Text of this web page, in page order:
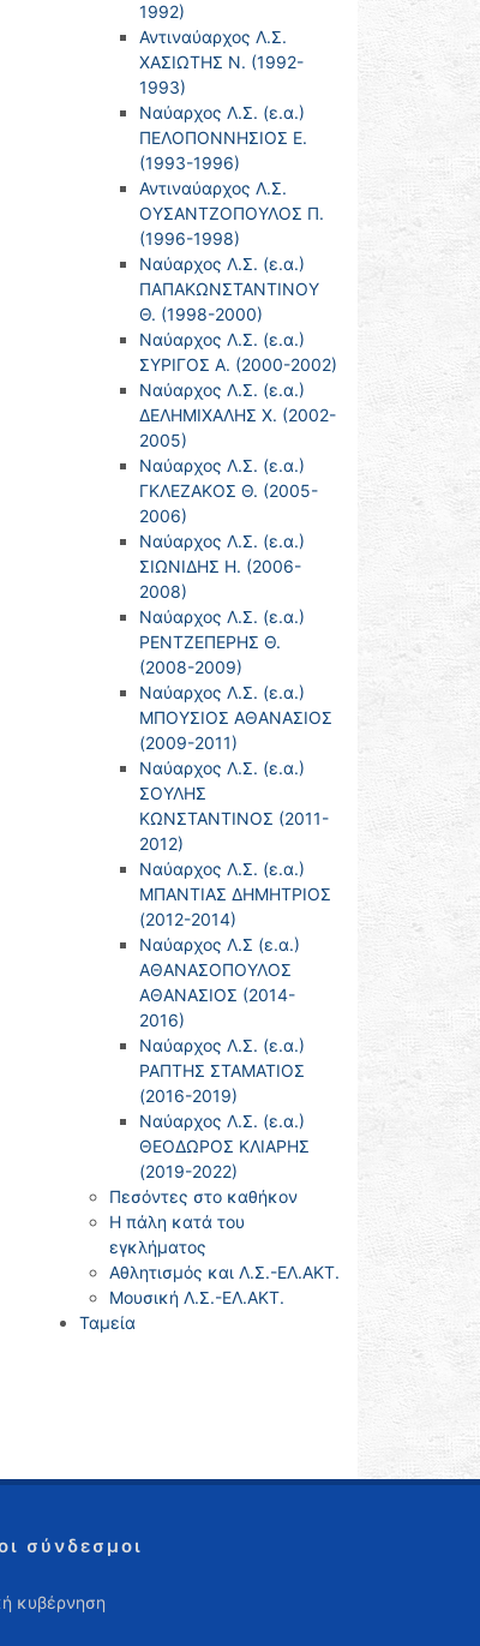
1992)
Αντιναύαρχος Λ.Σ.
ΧΑΣΙΩΤΗΣ Ν. (1992-
1993)
Ναύαρχος Λ.Σ. (ε.α.)
ΠΕΛΟΠΟΝΝΗΣΙΟΣ Ε.
(1993-1996)
Αντιναύαρχος Λ.Σ.
ΟΥΣΑΝΤΖΟΠΟΥΛΟΣ Π.
(1996-1998)
Ναύαρχος Λ.Σ. (ε.α.)
ΠΑΠΑΚΩΝΣΤΑΝΤΙΝΟΥ
Θ. (1998-2000)
Ναύαρχος Λ.Σ. (ε.α.)
ΣΥΡΙΓΟΣ Α. (2000-2002)
Ναύαρχος Λ.Σ. (ε.α.)
ΔΕΛΗΜΙΧΑΛΗΣ Χ. (2002-
2005)
Ναύαρχος Λ.Σ. (ε.α.)
ΓΚΛΕΖΑΚΟΣ Θ. (2005-
2006)
Ναύαρχος Λ.Σ. (ε.α.)
ΣΙΩΝΙΔΗΣ Η. (2006-
2008)
Ναύαρχος Λ.Σ. (ε.α.)
ΡΕΝΤΖΕΠΕΡΗΣ Θ.
(2008-2009)
Ναύαρχος Λ.Σ. (ε.α.)
ΜΠΟΥΣΙΟΣ ΑΘΑΝΑΣΙΟΣ
(2009-2011)
Ναύαρχος Λ.Σ. (ε.α.)
ΣΟΥΛΗΣ
ΚΩΝΣΤΑΝΤΙΝΟΣ (2011-
2012)
Ναύαρχος Λ.Σ. (ε.α.)
ΜΠΑΝΤΙΑΣ ΔΗΜΗΤΡΙΟΣ
(2012-2014)
Ναύαρχος Λ.Σ (ε.α.)
ΑΘΑΝΑΣΟΠΟΥΛΟΣ
ΑΘΑΝΑΣΙΟΣ (2014-
2016)
Ναύαρχος Λ.Σ. (ε.α.)
ΡΑΠΤΗΣ ΣΤΑΜΑΤΙΟΣ
(2016-2019)
Ναύαρχος Λ.Σ. (ε.α.)
ΘΕΟΔΩΡΟΣ ΚΛΙΑΡΗΣ
(2019-2022)
Πεσόντες στο καθήκον
Η πάλη κατά του
εγκλήματος
Αθλητισμός και Λ.Σ.-ΕΛ.ΑΚΤ.
Μουσική Λ.Σ.-ΕΛ.ΑΚΤ.
Ταμεία
σύνδεσμοι
κυβέρνηση